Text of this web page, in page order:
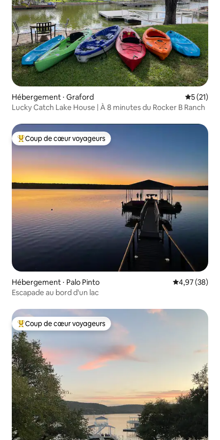
Hébergement ⋅ Graford
5 (21)
Lucky Catch Lake House | À 8 minutes du Rocker B Ranch
Coups de cœur voyageurs les plus appréciés
Coup de cœur voyageurs
Hébergement ⋅ Palo Pinto Évaluation
4,97 (38)
Escapade au bord d'un lac
Coups de cœur voyageurs les plus appréciés
Coup de cœur voyageurs